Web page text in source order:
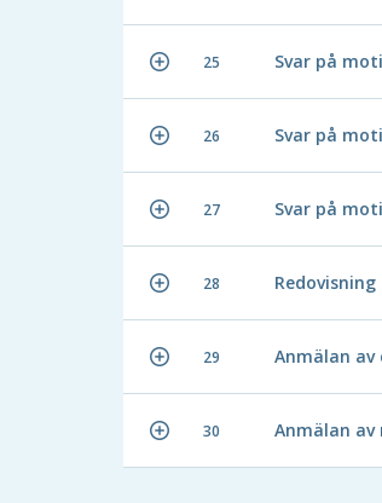
25 Svar på
26 Svar på
27 Svar på
28
29 Anmälan
30 Anmälan av